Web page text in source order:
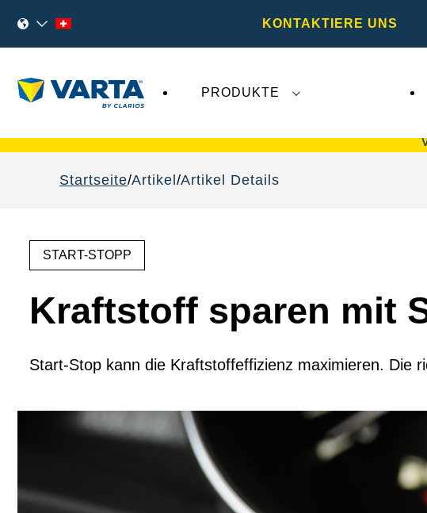
KONTAKTIERE UNS
PRODUKTE
Startseite Artikel Artikel Details
START-STOPP
Kraftstoff sparen mit
Start-Stop kann die Kraftstoffeffizienz maximieren. Die